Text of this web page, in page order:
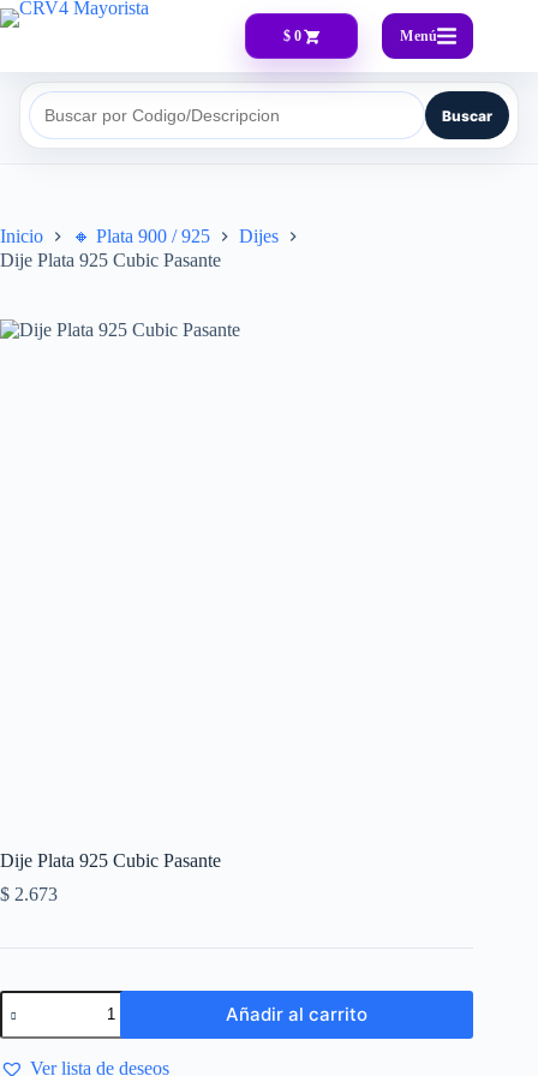
$ 0 Menú
Buscar por Codigo/Descripcion Buscar
Inicio 🔸​ Plata 900 / 925
Dijes
Dije Plata 925 Cubic Pasante
Dije Plata 925 Cubic Pasante
$ 2.673
Añadir al carrito
Ver lista de deseos